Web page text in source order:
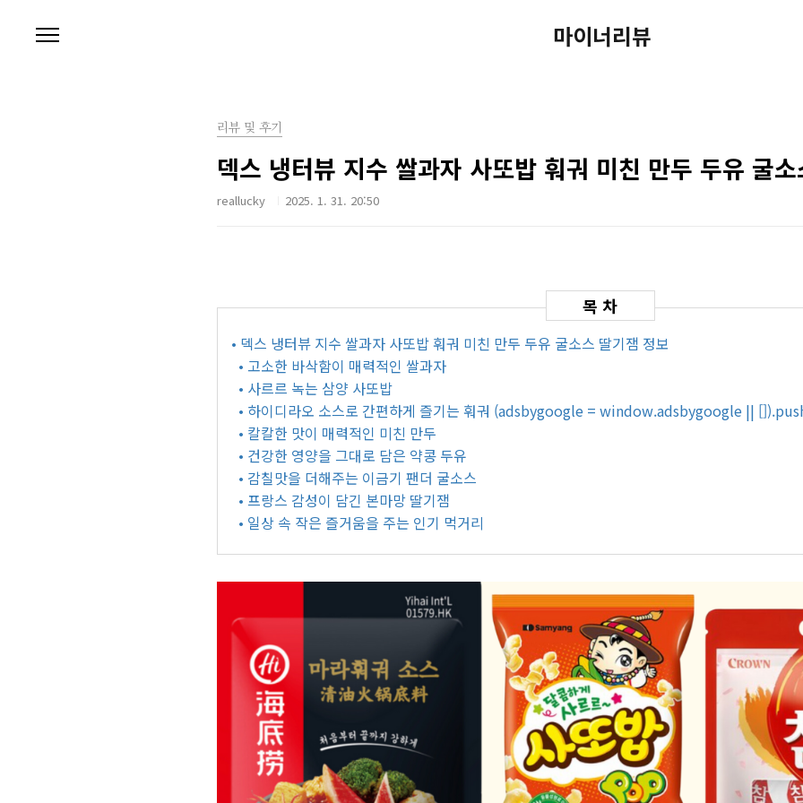
마이너리뷰
리뷰 및 후기
덱스 냉터뷰 지수 쌀과자 사또밥 훠궈 미친 만두 두유 굴
reallucky 2025. 1. 31. 20:50
• 덱스 냉터뷰 지수 쌀과자 사또밥 훠궈 미친 만두 두유 굴소스 딸기잼 정보
• 고소한 바삭함이 매력적인 쌀과자
• 사르르 녹는 삼양 사또밥
• 하이디라오 소스로 간편하게 즐기는 훠궈 (adsbygoogle = window.adsbygoogle ||
• 칼칼한 맛이 매력적인 미친 만두
• 건강한 영양을 그대로 담은 약콩 두유
• 감칠맛을 더해주는 이금기 팬더 굴소스
• 프랑스 감성이 담긴 본마망 딸기잼
• 일상 속 작은 즐거움을 주는 인기 먹거리